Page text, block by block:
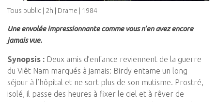
Tous public | 2h | Drame | 1984
Une envolée impressionnante comme vous n’en avez encore
jamais vue.
Synopsis : Deux amis d’enfance reviennent de la guerre
du Viêt Nam marqués à jamais: Birdy entame un long
séjour à l’hôpital et ne sort plus de son mutisme. Prostré,
isolé, il passe des heures à fixer le ciel et à rêver de